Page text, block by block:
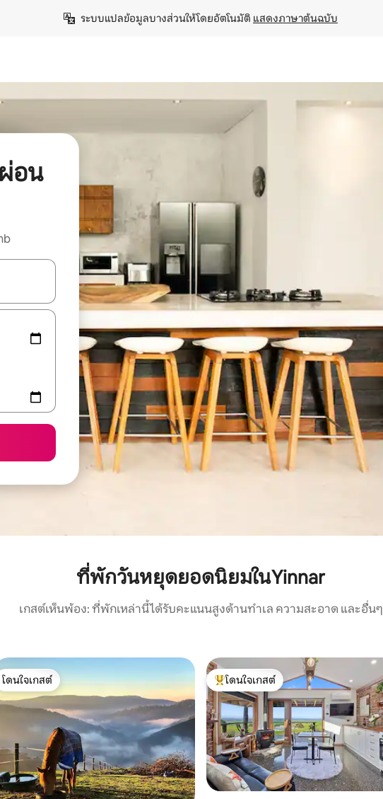
ระบบแปลข้อมูลบางส่วนให้โดยอัตโนมัติ แสดงภาษาต้นฉบับ
อน
ำรวจผลการค้นหา
ที่พักวันหยุดยอดนิยมในYinnar
เกสต์เห็นพ้อง: ที่พักเหล่านี้ได้รับคะแนนสูงด้านทำเล ความสะอาด และอื่นๆ
โดนใจเกสต์
โดนใจเกสต์
โดนใจเกสต์ที่สุด
โดนใจเกสต์